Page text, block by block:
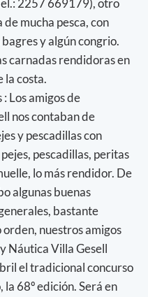
2257 669179), otro
mucha pesca, con
y algún congrio.
carnadas rendidoras en
la costa.
Los amigos de
nos contaban de
y pescadillas con
pescadillas, peritas
lo más rendidor. De
algunas buenas
bastante
nuestros amigos
Náutica Villa Gesell
el tradicional concurso
68º edición. Será en